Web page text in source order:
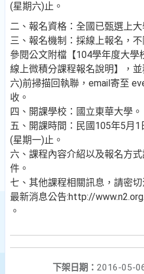
(星期六)止。
二、報名資格：全國已甄選上
三、報名機制：採線上報名，
參閱公文附檔【104學年度大學
線上微積分課程報名說明】，
六)前掃描回執聯，email寄至
收。
四、開課學校：國立東華大學。
五、開課時間：民國105年5月1
(星期一)止。
六、課程內容介紹以及報名方
件。
七、其他課程相關訊息，請密
最新消息公告:http://
。
下架日期： 2016-05-